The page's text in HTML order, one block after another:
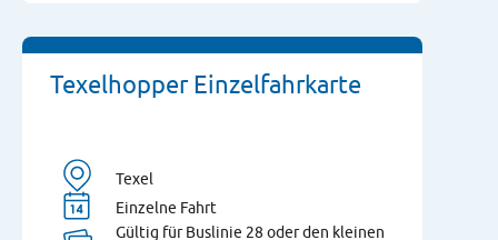
Texelhopper Einzelfahrkarte
Texel
Einzelne Fahrt
Gültig für Buslinie 28 oder den kleinen